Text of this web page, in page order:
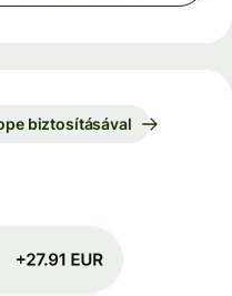
biztosításával